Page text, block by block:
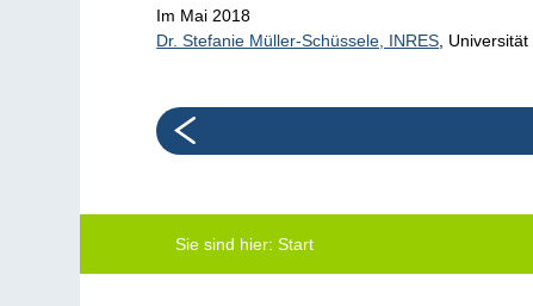
Im Mai 2018
Dr. Stefanie Müller-Schüssele, INRES, Universität
Sie sind hier: Start